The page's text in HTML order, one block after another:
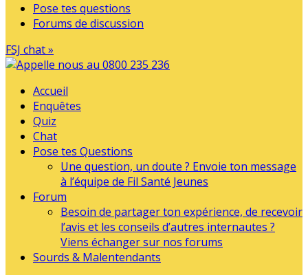
Pose tes questions
Forums de discussion
FSJ chat »
Accueil
Enquêtes
Quiz
Chat
Pose tes Questions
Une question, un doute ? Envoie ton message
à l’équipe de Fil Santé Jeunes
Forum
Besoin de partager ton expérience, de recevoir
l’avis et les conseils d’autres internautes ?
Viens échanger sur nos forums
Sourds & Malentendants